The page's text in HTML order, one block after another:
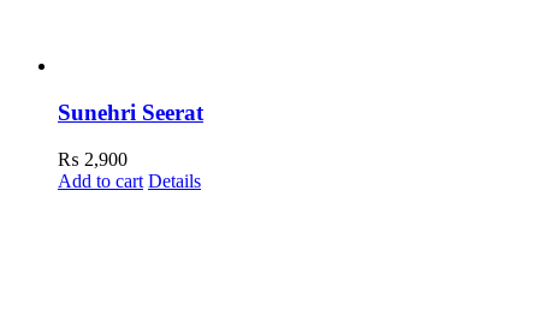
Sunehri Seerat
₨ 2,900
Add to cart Details